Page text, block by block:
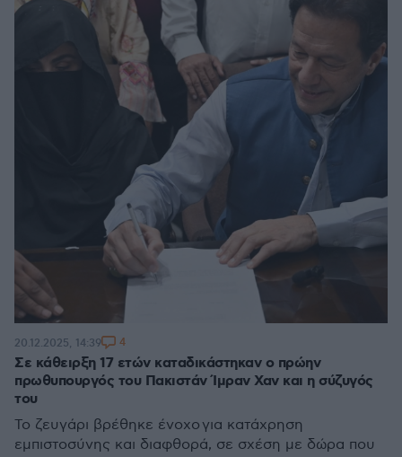
Σε κάθειρξη 17 ετών καταδικάστηκαν ο πρώην
πρωθυπουργός του Πακιστάν Ίμραν Χαν και η σύζυγός
του
Το ζευγάρι βρέθηκε ένοχο για κατάχρηση
εμπιστοσύνης και διαφθορά, σε σχέση με δώρα που
20.12.2025, 14:39 4